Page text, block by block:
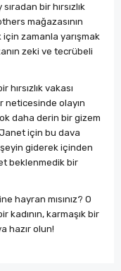
bir hırsızlık
mağazasının
için zamanla yarışmak
zeki ve tecrübeli
vakası
neticesinde olayın
daha derin bir gizem
Janet için bu dava
giderek içinden
beklenmedik bir
hayran mısınız? O
kadının, karmaşık bir
hazır olun!